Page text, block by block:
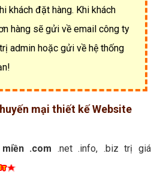
khách đặt hàng. Khi khách
hàng sẽ gửi về email công ty
admin hoặc gửi về hệ thống
mại thiết kế Website
.com .net .info, .biz trị giá